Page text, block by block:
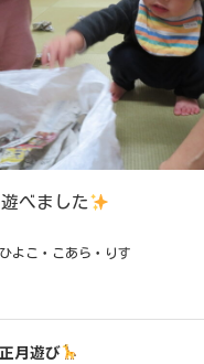
べました
ひよこ・こあら・りす
月遊び